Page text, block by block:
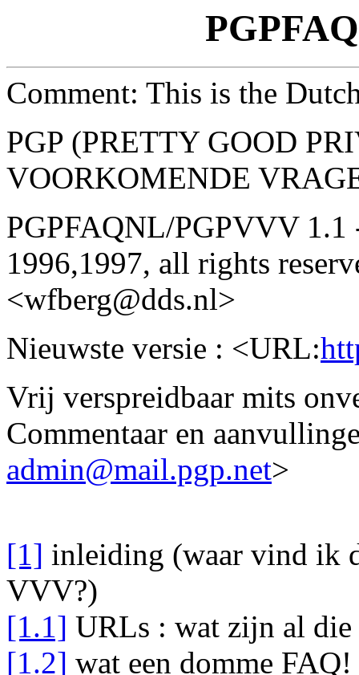
Comment: This is the
PGP (PRETTY GOOD
VOORKOMENDE
PGPFAQNL/PGPVVV
1996,1997, all rights
<wfberg@dds.nl>
Nieuwste versie : <URL:
Vrij verspreidbaar mits
Commentaar en
admin@mail.pgp.net>
[1] inleiding (waar vind ik
VVV?)
[1.1] URLs : wat zijn al die
[1.2] wat een domme